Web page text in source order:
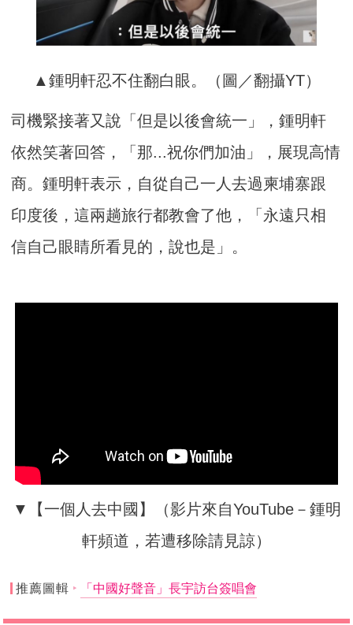
▲鍾明軒忍不住翻白眼。（圖／翻攝YT）
司機緊接著又說「但是以後會統一」，鍾明軒
依然笑著回答，「那...祝你們加油」，展現高情
商。鍾明軒表示，自從自己一人去過柬埔寨跟
印度後，這兩趟旅行都教會了他，「永遠只相
信自己眼睛所看見的，說也是」。
▼【一個人去中國】（影片來自YouTube－鍾明
軒頻道，若遭移除請見諒）
推薦圖輯 「中國好聲音」長宇訪台簽唱會